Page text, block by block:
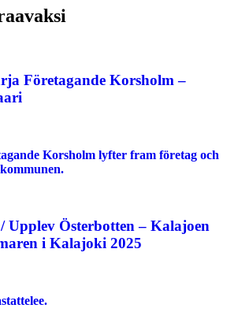
Företagande Korsholm –
Korsholm lyfter fram företag och
Upplev Österbotten – Kalajoen
i Kalajoki 2025